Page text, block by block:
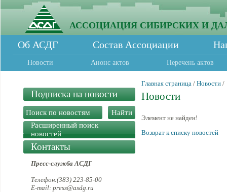
АССОЦИАЦИЯ СИБИРСКИХ И
Об АСДГ Состав Ассоциации
Новости Анонс актов Перечень актов
Подписка на новости
Расширенный поиск
новостей
Контакты
Пресс-служба АСДГ
Телефон:(383) 223-85-00
E-mail: press@asdg.ru
Главная страница / Новости /
Новости
Элемент не найден!
Возврат к списку новостей